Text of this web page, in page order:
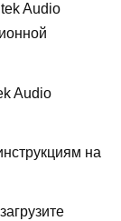
Audio
Audio
на